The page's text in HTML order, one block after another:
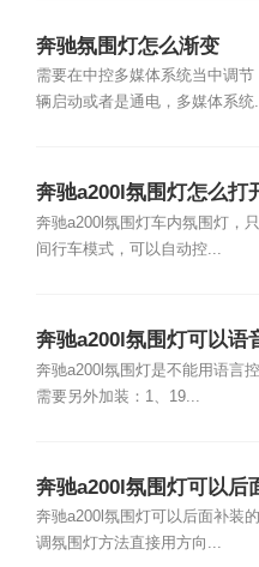
奔驰氛围灯怎么渐变
需要在中控多媒体系统当中调
辆启动或者是通电，多媒体系统
奔驰a200l氛围灯怎么打
奔驰a200l氛围灯车内氛围灯，
间行车模式，可以自动控...
奔驰a200l氛围灯可以语
奔驰a200l氛围灯是不能用语言
需要另外加装：1、19...
奔驰a200l氛围灯可以后
奔驰a200l氛围灯可以后面补装
调氛围灯方法直接用方向...